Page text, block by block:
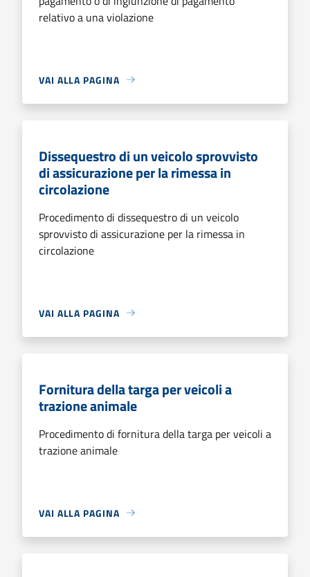
relativo a una violazione
VAI ALLA PAGINA
Dissequestro di un veicolo sprovvisto
di assicurazione per la rimessa in
circolazione
Procedimento di dissequestro di un veicolo
sprovvisto di assicurazione per la rimessa in
circolazione
VAI ALLA PAGINA
Fornitura della targa per veicoli a
trazione animale
Procedimento di fornitura della targa per veicoli a
trazione animale
VAI ALLA PAGINA